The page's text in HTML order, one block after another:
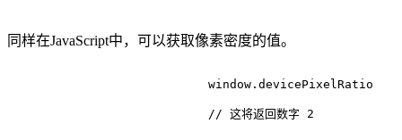
同样在JavaScript中，可以获取像素密度的值。
                            window.
devicePixelRatio
// 这将返回数字 2